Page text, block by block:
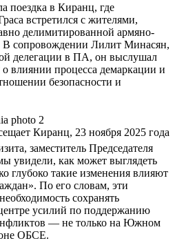
поездка в Кирaнц, где
встретился с жителями,
делимитированной армяно-
В сопровождении Лилит Минасян,
делегации в ПА, он выслушал
влиянии процесса демаркации и
безопасности и
Киранц, 23 ноября 2025 года
заместитель Председателя
увидели, как может выглядеть
глубоко такие изменения влияют
По его словам, эти
сохранять
усилий по поддержанию
— не только на Южном
ОБСЕ.